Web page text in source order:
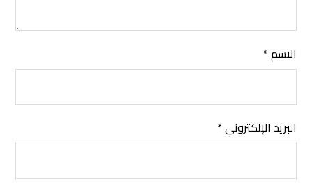
الاسم*
البريد الإلكتروني*